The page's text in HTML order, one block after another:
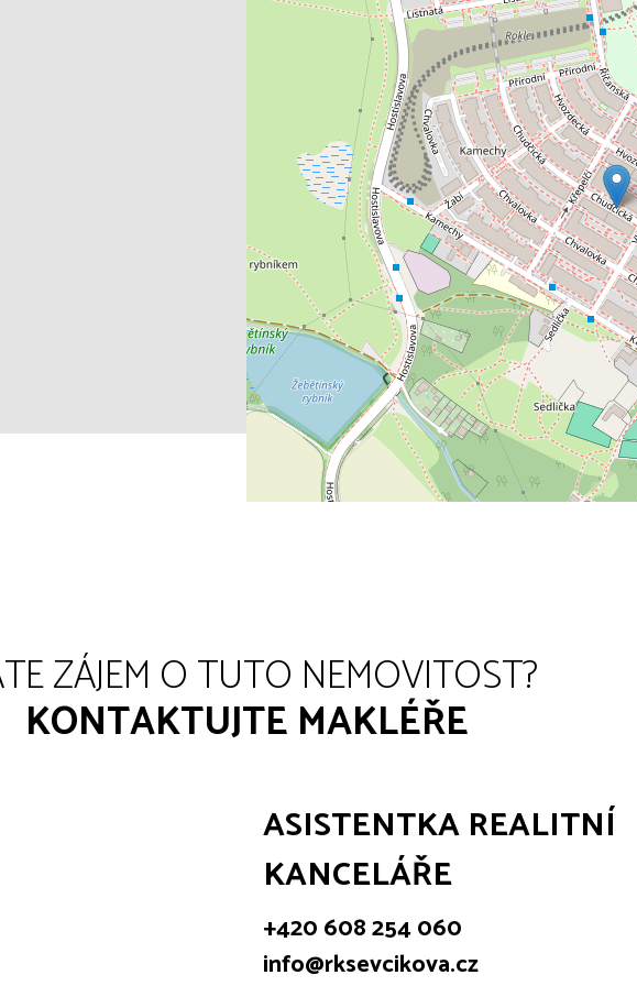
ZÁJEM O TUTO NEMOVITOST?
KONTAKTUJTE MAKLÉŘE
ASISTENTKA REALITNÍ
KANCELÁŘE
+420 608 254 060
info@rksevcikova.cz